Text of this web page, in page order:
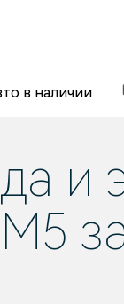
в наличии
и